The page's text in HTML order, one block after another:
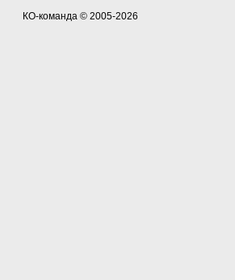
КО-команда © 2005-2026